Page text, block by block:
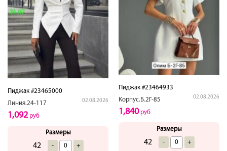
Пиджак #23465000
Линия.24-117
02.08.2026
1,092руб
Размеры
42 - +
Пиджак #23464933
Корпус.Б.2Г-85
02.08.2026
1,840руб
Размеры
42 - +